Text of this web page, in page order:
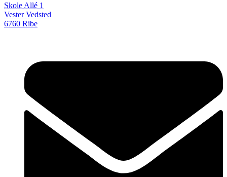
Skole Allé 1
Vester Vedsted
6760 Ribe